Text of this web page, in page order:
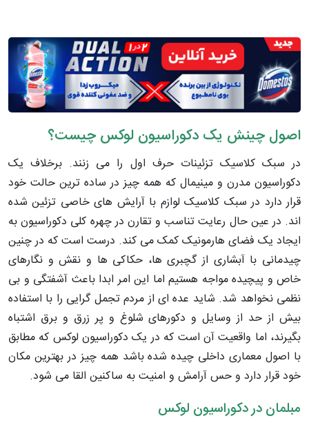
اصول چینش یک دکوراسیون لوکس چیست؟
در سبک کلاسیک تزئینات حرف اول را می زنند. برخلاف یک
دکوراسیون مدرن و مینیمال که همه چیز در ساده ترین حالت خود
قرار دارد در سبک کلاسیک لوازم با آرایش های خاصی تزئین شده
اند. در عین حال رعایت تناسب و تقارن در چهره کلی دکوراسیون به
ایجاد یک فضای هارمونیک کمک می کند. درست است که در چنین
چیدمانی با آبشاری از گچبری ها، حکاکی ها و نقش و نگارهای
خاص و پیچیده مواجه هستیم اما این امر ابدا باعث آشفتگی و بی
نظمی نخواهد شد. شاید عده ای از مردم تجمل گرایی را با استفاده
بیش از حد از وسایل و دکورهای شلوغ و پر زرق و برق اشتباه
بگیرند، اما واقعیت آن است که در یک دکوراسیون لوکس که مطابق
با اصول معماری داخلی چیده شده باشد همه چیز در بهترین مکان
خود قرار دارد و حس آرامش و امنیت به ساکنین القا می شود.
مبلمان در دکوراسیون لوکس